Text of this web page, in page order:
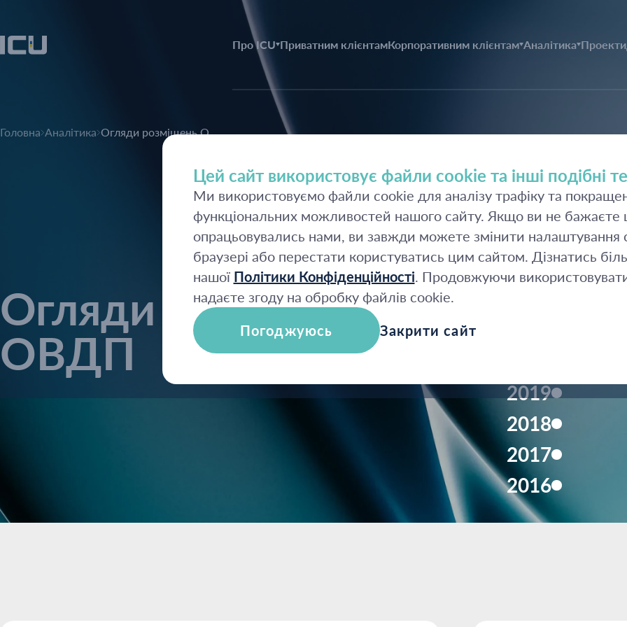
Про ICU Приватним клієнтамКорпоративним клієнтам Аналітика Проекти
Головна Аналітика Огляди розміщень О...
Огляди розміщень
ОВДП
2026
2025
2024
2023
2019
2018
2017
2016
Цей сайт використовує файли cookie та інші подібні
Ми використовуємо файли cookie для аналізу трафіку та
функціональних можливостей нашого сайту. Якщо ви не бажаєте
опрацьовувались нами, ви завжди можете змінити налаштування
браузері або перестати користуватись цим сайтом. Дізнатись
нашої Політики Конфіденційності. Продовжуючи
надаєте згоду на обробку файлів cookie.
Погоджуюсь
Закрити сайт